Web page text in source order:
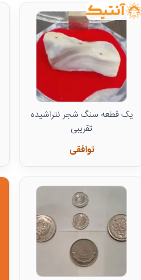
یک قطعه سنگ شجر نتراشیده
تقریبی
توافقی